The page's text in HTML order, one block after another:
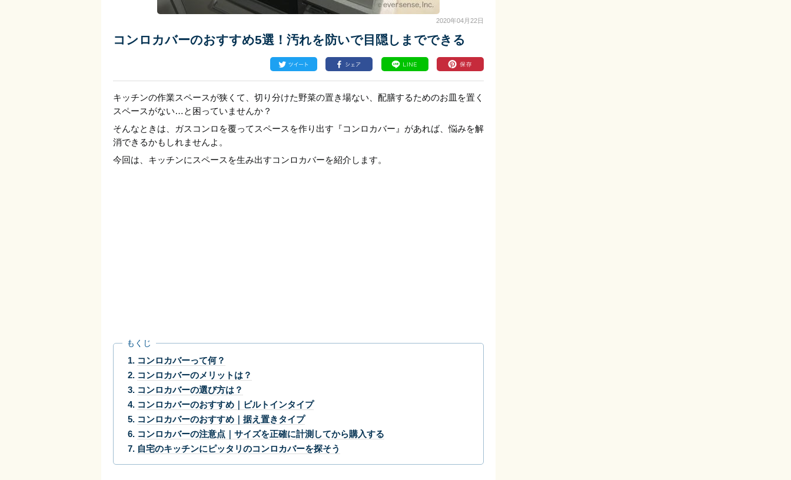
2020年04月22日
コンロカバーのおすすめ5選！汚れを防いで目隠しまでできる
キッチンの作業スペースが狭くて、切り分けた野菜の置き場ない、配膳するためのお皿を置く
スペースがない…と困っていませんか？
そんなときは、ガスコンロを覆ってスペースを作り出す『コンロカバー』があれば、悩みを解
消できるかもしれませんよ。
今回は、キッチンにスペースを生み出すコンロカバーを紹介します。
もくじ
コンロカバーって何？
コンロカバーのメリットは？
コンロカバーの選び方は？
コンロカバーのおすすめ｜ビルトインタイプ
コンロカバーのおすすめ｜据え置きタイプ
コンロカバーの注意点｜サイズを正確に計測してから購入する
自宅のキッチンにピッタリのコンロカバーを探そう